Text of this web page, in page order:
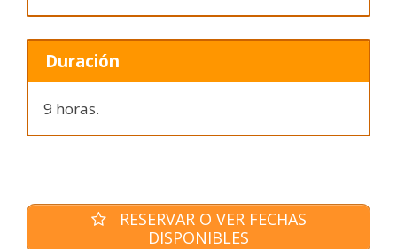
Duración
9 horas.
RESERVAR O VER FECHAS
DISPONIBLES